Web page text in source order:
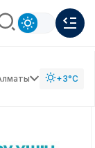
+3°C